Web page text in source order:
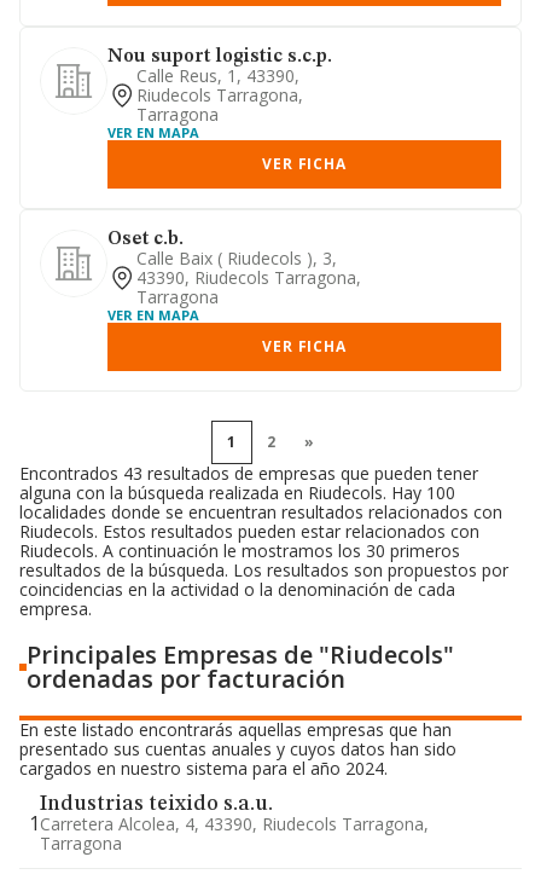
Nou suport logistic s.c.p.
Calle Reus, 1, 43390,
Riudecols Tarragona,
Tarragona
VER EN MAPA
VER FICHA
Oset c.b.
Calle Baix ( Riudecols ), 3,
43390, Riudecols Tarragona,
Tarragona
VER EN MAPA
VER FICHA
1 2 »
Encontrados 43 resultados de empresas que pueden tener
alguna con la búsqueda realizada en Riudecols. Hay 100
localidades donde se encuentran resultados relacionados con
Riudecols. Estos resultados pueden estar relacionados con
Riudecols. A continuación le mostramos los 30 primeros
resultados de la búsqueda. Los resultados son propuestos por
coincidencias en la actividad o la denominación de cada
empresa.
Principales Empresas de "Riudecols"
ordenadas por facturación
En este listado encontrarás aquellas empresas que han
presentado sus cuentas anuales y cuyos datos han sido
cargados en nuestro sistema para el año 2024.
1
Industrias teixido s.a.u.
Carretera Alcolea, 4, 43390, Riudecols Tarragona,
Tarragona